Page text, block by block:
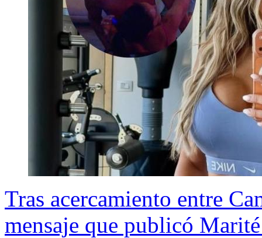
Tras acercamiento entre
mensaje que publicó